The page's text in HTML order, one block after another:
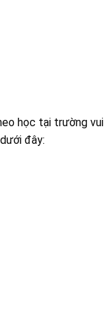
học tại trường vui
đây: